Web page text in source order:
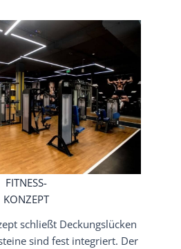
FITNESS-
KONZEPT
schließt Deckungslücken
sind fest integriert. Der